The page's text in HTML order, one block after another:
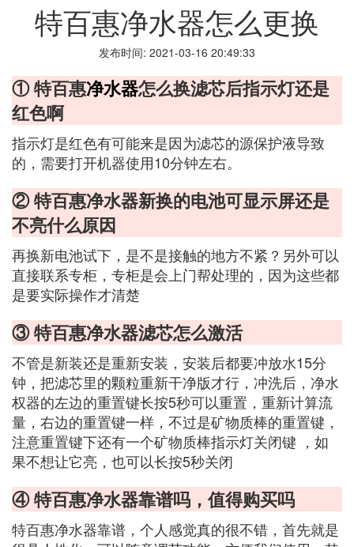
特百惠净水器怎么更换
发布时间: 2021-03-16 20:49:33
① 特百惠净水器怎么换滤芯后指示灯还是
红色啊
指示灯是红色有可能来是因为滤芯的源保护液导致
的，需要打开机器使用10分钟左右。
② 特百惠净水器新换的电池可显示屏还是
不亮什么原因
再换新电池试下，是不是接触的地方不紧？另外可以
直接联系专柜，专柜是会上门帮处理的，因为这些都
是要实际操作才清楚
③ 特百惠净水器滤芯怎么激活
不管是新装还是重新安装，安装后都要冲放水15分
钟，把滤芯里的颗粒重新干净版才行，冲洗后，净水
权器的左边的重置键长按5秒可以重置，重新计算流
量，右边的重置键一样，不过是矿物质棒的重置键，
注意重置键下还有一个矿物质棒指示灯关闭键 ，如
果不想让它亮，也可以长按5秒关闭
④ 特百惠净水器靠谱吗，值得购买吗
特百惠净水器靠谱，个人感觉真的很不错，首先就是